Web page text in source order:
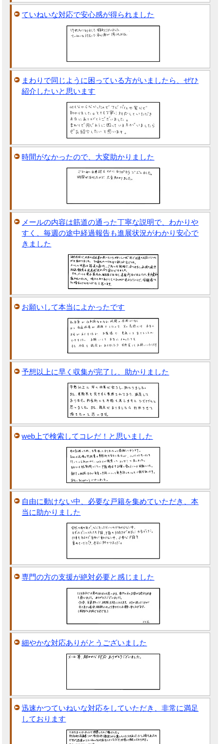
ていねいな対応で安心感が得られました
まわりで同じように困っている方がいましたら、ぜひ
紹介したいと思います
時間がなかったので、大変助かりました
メールの内容は筋道の通った丁寧な説明で、わかりや
すく、毎週の途中経過報告も進展状況がわかり安心で
きました
お願いして本当によかったです
予想以上に早く収集が完了し、助かりました
web上で検索してコレだ！と思いました
自由に動けない中、必要な戸籍を集めていただき、本
当に助かりました
専門の方の支援が絶対必要と感じました
細やかな対応ありがとうございました
迅速かつていねいな対応をしていただき、非常に満足
しております